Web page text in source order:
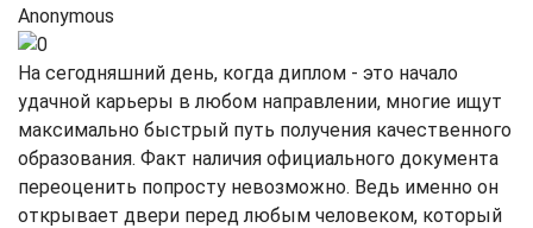
Anonymous
На сегодняшний день, когда диплом - это начало
удачной карьеры в любом направлении, многие ищут
максимально быстрый путь получения качественного
образования. Факт наличия официального документа
переоценить попросту невозможно. Ведь именно он
открывает двери перед любым человеком, который